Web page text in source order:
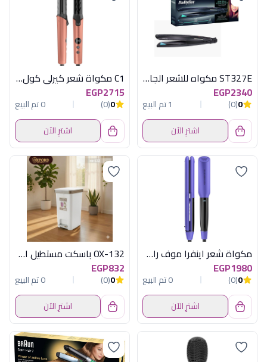
ST327E مكواه للشعر الجاف والرطب
EGP2340
0
(0)
1 تم البيع
اشترِ الآن
C1 مكواة شعر كيرلى كول روز جولد راش براش
EGP2715
0
(0)
0 تم البيع
اشترِ الآن
مكواة شعر اينفرا موف راش براش
EGP1980
0
(0)
0 تم البيع
اشترِ الآن
OX-132 باسكت مستطيل اكسفورد
EGP832
0
(0)
0 تم البيع
اشترِ الآن